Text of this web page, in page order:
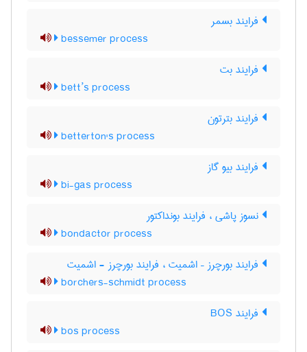
فرایند بسمر
bessemer process
فرایند بت
bett’s process
فرایند بترتون
betterton's process
فرایند بیو گاز
bi-gas process
نسوز پاشی ، فرایند بونداکتور
bondactor process
فرایند بورچرز – اشمیت ، فرایند بورچرز - اشمیت
borchers-schmidt process
فرایند BOS
bos process